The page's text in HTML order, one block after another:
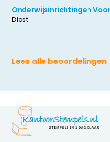
Onderwijsinrichtingen
Diest
Lees alle beoordelingen